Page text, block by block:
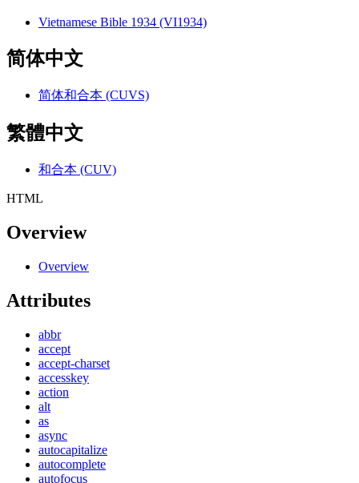
Vietnamese Bible 1934 (VI1934)
简体中文
简体和合本 (CUVS)
繁體中文
和合本 (CUV)
HTML
Overview
Overview
Attributes
abbr
accept
accept-charset
accesskey
action
alt
as
async
autocapitalize
autocomplete
autofocus